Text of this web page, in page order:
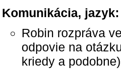
Komunikácia, jazyk:
Robin rozpráva
odpovie na
kriedy a